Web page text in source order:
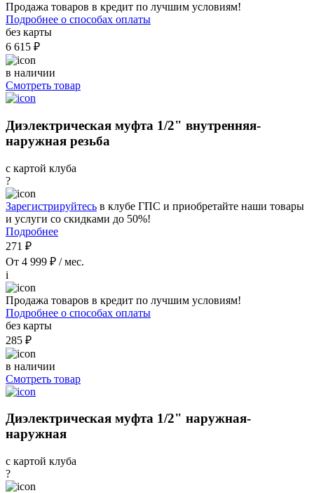
Продажа товаров в кредит по лучшим условиям!
Подробнее о способах оплаты
без карты
6 615 ₽
в наличии
Смотреть товар
Диэлектрическая муфта 1/2" внутренняя-
наружная резьба
с картой клуба
?
Зарегистрируйтесь в клубе ГПС и приобретайте наши товары
и услуги со скидками до 50%!
Подробнее
271 ₽
От 4 999 ₽ / мес.
i
Продажа товаров в кредит по лучшим условиям!
Подробнее о способах оплаты
без карты
285 ₽
в наличии
Смотреть товар
Диэлектрическая муфта 1/2" наружная-
наружная
с картой клуба
?